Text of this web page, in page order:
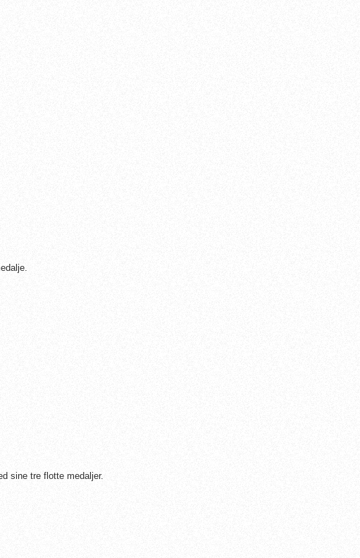
sine tre flotte medaljer.